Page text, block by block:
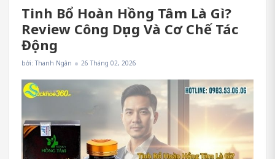
Tinh Bổ Hoàn Hồng Tâm Là Gì?
Review Công Dụng Và Cơ Chế Tác
Động
bởi: Thanh Ngân 26 Tháng 02, 2026